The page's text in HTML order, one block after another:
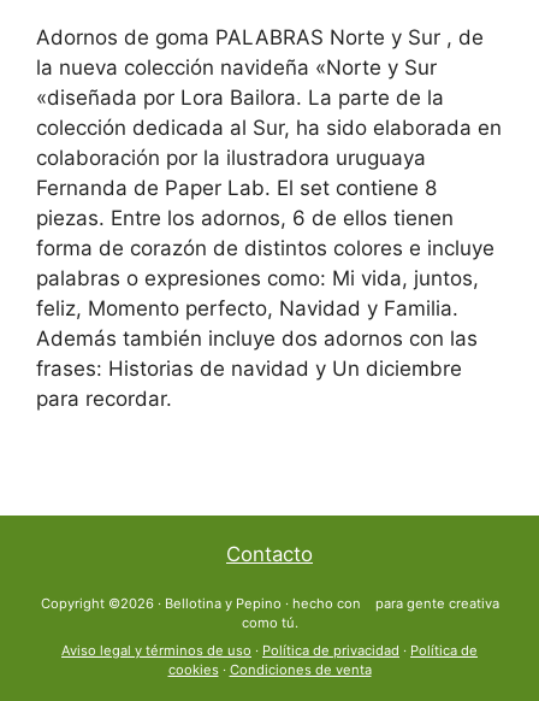
Adornos de goma PALABRAS Norte y Sur , de
la nueva colección navideña «Norte y Sur
«diseñada por Lora Bailora. La parte de la
colección dedicada al Sur, ha sido elaborada en
colaboración por la ilustradora uruguaya
Fernanda de Paper Lab. El set contiene 8
piezas. Entre los adornos, 6 de ellos tienen
forma de corazón de distintos colores e incluye
palabras o expresiones como: Mi vida, juntos,
feliz, Momento perfecto, Navidad y Familia.
Además también incluye dos adornos con las
frases: Historias de navidad y Un diciembre
para recordar.
Contacto
Copyright ©2026 · Bellotina y Pepino · hecho con
para gente creativa
como tú.
Aviso legal y términos de uso · Política de privacidad · Política de
cookies· Condiciones de venta